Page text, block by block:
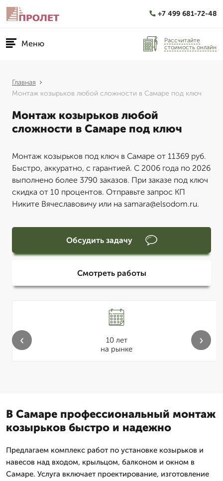
+7 499 681-72-48
Меню
Рассчитайте
стоимость онлайн
Главная
Монтаж козырьков любой сложности в Самаре под ключ
Монтаж козырьков любой
сложности в Самаре под ключ
Монтаж козырьков под ключ в Самаре от 11369 руб.
Быстро, аккуратно, с гарантией. С 2006 года по 2026
выполнено более 3790 заказов. При заказе под ключ
скидка от 10 процентов. Отправьте запрос КП
Никите Вячеславовичу или на samara@elsodom.ru.
Обсудить задачу
Смотреть работы
10 лет
на рынке
‹ ›
В Самаре профессиональный монтаж
козырьков быстро и надежно
Предлагаем комплекс работ по установке козырьков и
навесов над входом, крыльцом, балконом и окном в
Самаре. Услуга включает проектирование, изготовление